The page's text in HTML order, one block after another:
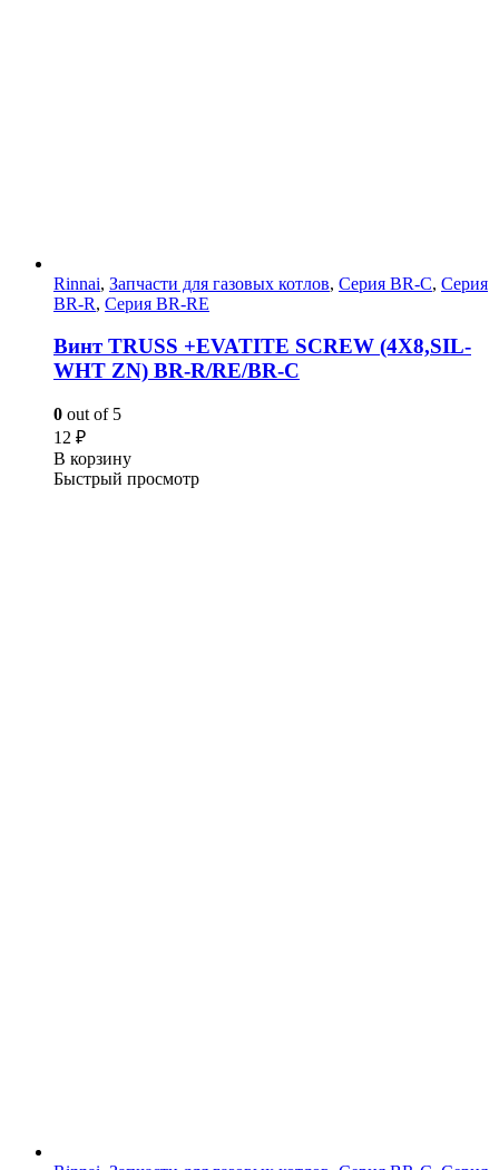
Rinnai, Запчасти для газовых котлов, Серия BR-C, Серия
BR-R, Серия BR-RE
Винт TRUSS +EVATITE SCREW (4X8,SIL-
WHT ZN) BR-R/RE/BR-C
0 out of 5
12 ₽
В корзину
Быстрый просмотр